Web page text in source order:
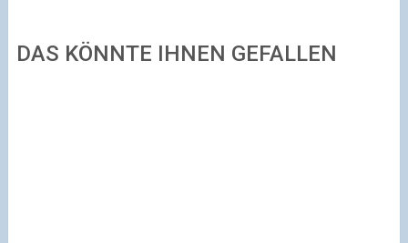
DAS KÖNNTE IHNEN GEFALLEN